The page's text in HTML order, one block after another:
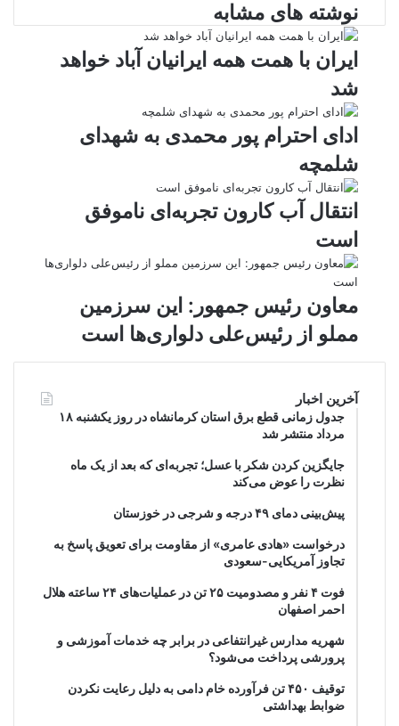
دبتیnآن
نوشته های مشابه
ایران با همت همه ایرانیان آباد خواهد
شد
ادای احترام پور محمدی به شهدای
شلمچه
انتقال آب کارون تجربه‌ای ناموفق
است
معاون رئیس جمهور: این سرزمین
مملو از رئیس‌علی دلواری‌ها است
آخرین اخبار
جدول زمانی قطع برق استان کرمانشاه در روز یکشنبه ۱۸
مرداد منتشر شد
جایگزین کردن شکر با عسل؛ تجربه‌ای که بعد از یک ماه
نظرت را عوض می‌کند
پیش‌بینی دمای ۴۹ درجه و شرجی در خوزستان
درخواست «هادی عامری» از مقاومت برای تعویق پاسخ به
تجاوز آمریکایی-سعودی
فوت ۴ نفر و مصدومیت ۲۵ تن در عملیات‌های ۲۴ ساعته هلال
احمر اصفهان
شهریه مدارس غیرانتفاعی در برابر چه خدمات آموزشی و
پرورشی پرداخت می‌شود؟
توقیف ۴۵۰ تن فرآورده خام دامی به دلیل رعایت نکردن
ضوابط بهداشتی